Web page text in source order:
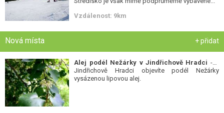
Vzdálenost: 9km
Nová místa + přidat
Alej podél Nežárky v Jindřichově Hradci - V
Jindřichově Hradci objevíte podél Nežárky
vysázenou lipovou alej.